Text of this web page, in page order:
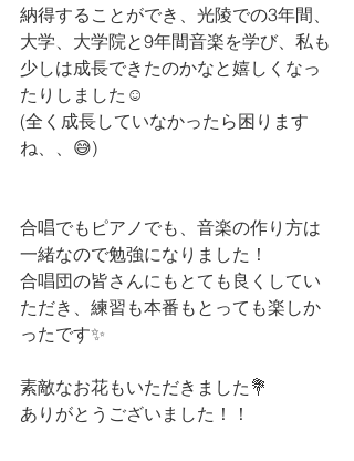
納得することができ、光陵での3年間、
大学、大学院と9年間音楽を学び、私も
少しは成長できたのかなと嬉しくなっ
たりしました☺️
(全く成長していなかったら困ります
ね、、😅)
合唱でもピアノでも、音楽の作り方は
一緒なので勉強になりました！
合唱団の皆さんにもとても良くしてい
ただき、練習も本番もとっても楽しか
ったです✨
素敵なお花もいただきました💐
ありがとうございました！！